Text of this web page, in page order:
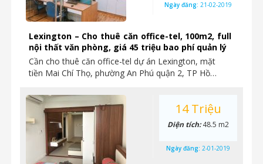
Lexington – Cho thuê căn office-tel, 100m2, full
nội thất văn phòng, giá 45 triệu bao phí quản lý
Cần cho thuê căn office-tel dự án Lexington, mặt
tiền Mai Chí Thọ, phường An Phú quận 2, TP Hồ…
Ngày đăng: 21-02-2019
14 Triệu
Diện tích:48.5 m2
Ngày đăng: 2-01-2019